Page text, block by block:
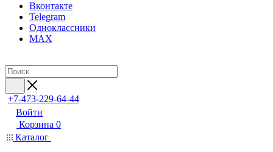
Вконтакте
Telegram
Одноклассники
MAX
+7-473-229-64-44
Войти
Корзина 0
Каталог